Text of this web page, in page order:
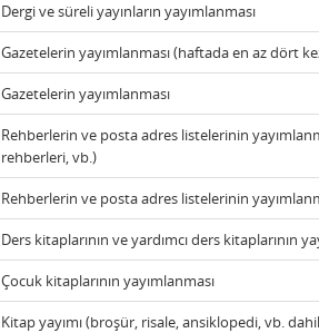
Dergi ve süreli yayınların yayımlanması
Gazetelerin yayımlanması (haftada en az dört
Gazetelerin yayımlanması
Rehberlerin ve posta adres listelerinin
rehberleri, vb.)
Rehberlerin ve posta adres listelerinin
Ders kitaplarının ve yardımcı ders kitaplarının
Çocuk kitaplarının yayımlanması
Kitap yayımı (broşür, risale, ansiklopedi, vb.